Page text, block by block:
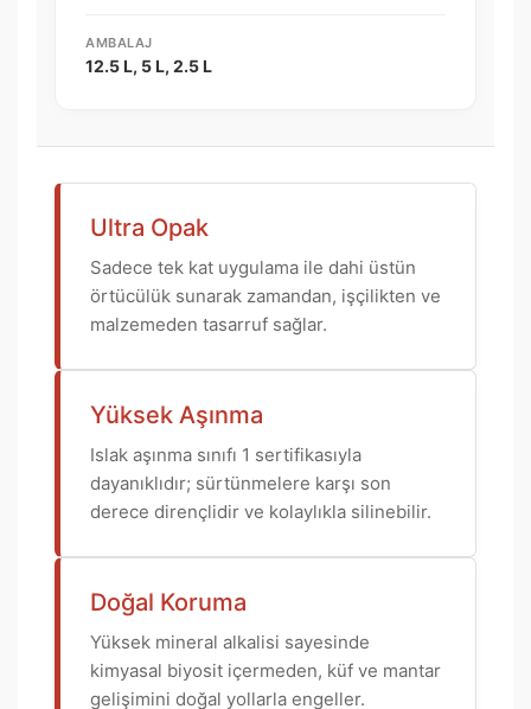
AMBALAJ
12.5 L, 5 L, 2.5 L
Ultra Opak
Sadece tek kat uygulama ile dahi üstün
örtücülük sunarak zamandan, işçilikten ve
malzemeden tasarruf sağlar.
Yüksek Aşınma
Islak aşınma sınıfı 1 sertifikasıyla
dayanıklıdır; sürtünmelere karşı son
derece dirençlidir ve kolaylıkla silinebilir.
Doğal Koruma
Yüksek mineral alkalisi sayesinde
kimyasal biyosit içermeden, küf ve mantar
gelişimini doğal yollarla engeller.